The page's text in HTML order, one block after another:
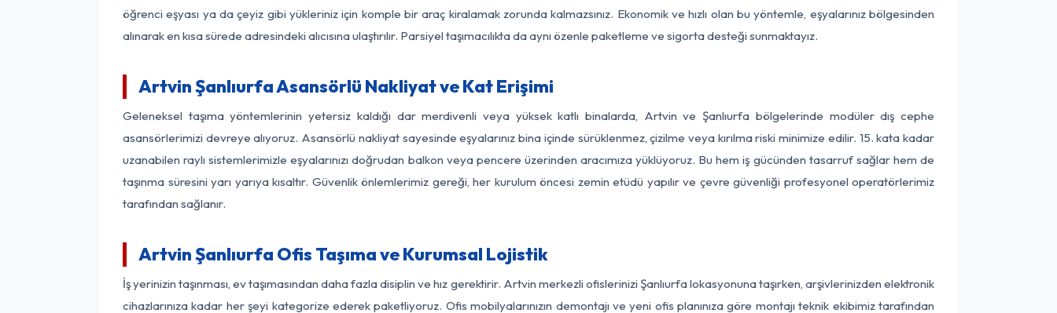
öğrenci eşyası ya da çeyiz gibi yükleriniz için komple bir araç kiralamak zorunda kalmazsınız. Ekonomik ve hızlı olan bu yöntemle, eşyalarınız bölgesinden
alınarak en kısa sürede adresindeki alıcısına ulaştırılır. Parsiyel taşımacılıkta da aynı özenle paketleme ve sigorta desteği sunmaktayız.
Artvin Şanlıurfa Asansörlü Nakliyat ve Kat Erişimi
Geleneksel taşıma yöntemlerinin yetersiz kaldığı dar merdivenli veya yüksek katlı binalarda, Artvin ve Şanlıurfa bölgelerinde modüler dış cephe
asansörlerimizi devreye alıyoruz. Asansörlü nakliyat sayesinde eşyalarınız bina içinde sürüklenmez, çizilme veya kırılma riski minimize edilir. 15. kata kadar
uzanabilen raylı sistemlerimizle eşyalarınızı doğrudan balkon veya pencere üzerinden aracımıza yüklüyoruz. Bu hem iş gücünden tasarruf sağlar hem de
taşınma süresini yarı yarıya kısaltır. Güvenlik önlemlerimiz gereği, her kurulum öncesi zemin etüdü yapılır ve çevre güvenliği profesyonel operatörlerimiz
tarafından sağlanır.
Artvin Şanlıurfa Ofis Taşıma ve Kurumsal Lojistik
İş yerinizin taşınması, ev taşımasından daha fazla disiplin ve hız gerektirir. Artvin merkezli ofislerinizi Şanlıurfa lokasyonuna taşırken, arşivlerinizden elektronik
cihazlarınıza kadar her şeyi kategorize ederek paketliyoruz. Ofis mobilyalarınızın demontajı ve yeni ofis planınıza göre montajı teknik ekibimiz tarafından